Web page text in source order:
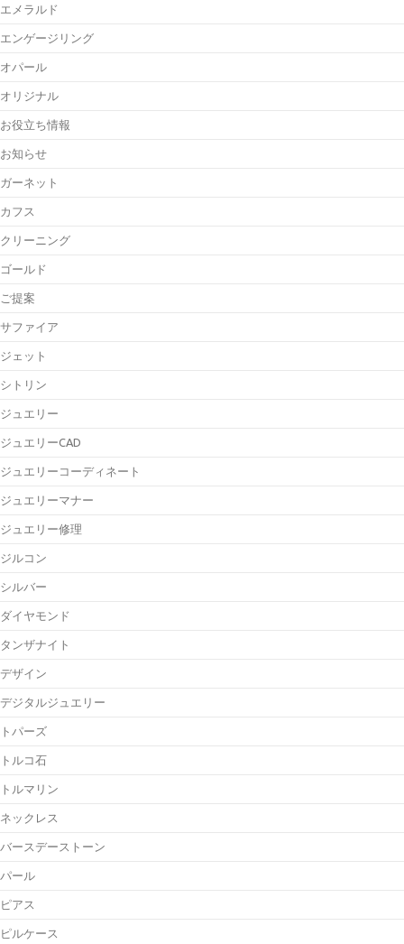
エメラルド
エンゲージリング
オパール
オリジナル
お役立ち情報
お知らせ
ガーネット
カフス
クリーニング
ゴールド
ご提案
サファイア
ジェット
シトリン
ジュエリー
ジュエリーCAD
ジュエリーコーディネート
ジュエリーマナー
ジュエリー修理
ジルコン
シルバー
ダイヤモンド
タンザナイト
デザイン
デジタルジュエリー
トパーズ
トルコ石
トルマリン
ネックレス
バースデーストーン
パール
ピアス
ピルケース